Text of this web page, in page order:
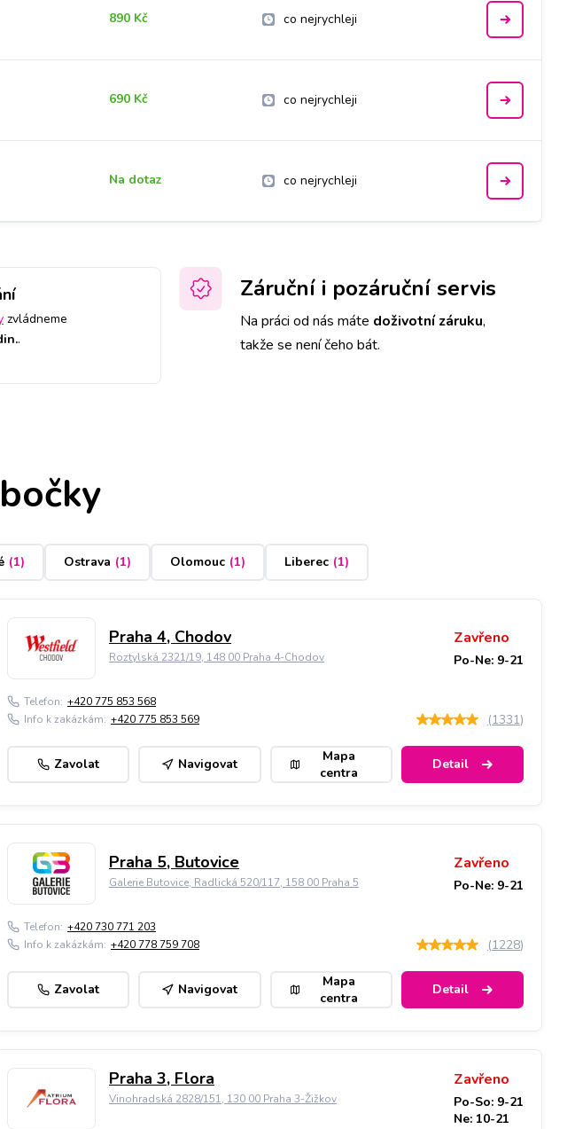
890 Kč co nejrychleji
690 Kč co nejrychleji
Na dotaz co nejrychleji
zvládneme
.
Záruční i pozáruční servis
Na práci od nás máte doživotní záruku,
takže se není čeho bát.
(1) Ostrava (1) Olomouc (1) Liberec (1)
Praha 4, Chodov
Roztylská 2321/19, 148 00 Praha 4-Chodov
Zavřeno
Po-Ne: 9-21
Telefon: +420 775 853 568
Info k zakázkám: +420 775 853 569 (1331)
Zavolat Navigovat
Mapa
centra
Detail
Praha 5, Butovice
Galerie Butovice, Radlická 520/117, 158 00 Praha 5
Zavřeno
Po-Ne: 9-21
Telefon: +420 730 771 203
Info k zakázkám: +420 778 759 708 (1228)
Zavolat Navigovat
Mapa
centra
Detail
Praha 3, Flora
Vinohradská 2828/151, 130 00 Praha 3-Žižkov
Zavřeno
Po-So: 9-21
Ne: 10-21